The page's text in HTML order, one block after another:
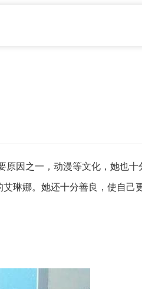
因之一，动漫等文化，她也
琳娜。她还十分善良，使自己